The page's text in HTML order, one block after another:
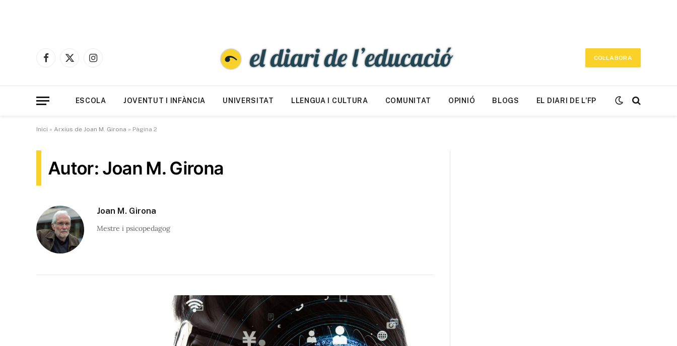
Facebook
X
Instagram
COL·LABORA
ESCOLA JOVENTUT I INFÀNCIA UNIVERSITAT LLENGUA I CULTURA COMUNITAT OPINIÓ BLOGS EL DIARI DE L’FP
Inici » Arxius de Joan M. Girona » Pàgina 2
Autor: Joan M. Girona
Joan M. Girona
Mestre i psicopedagog